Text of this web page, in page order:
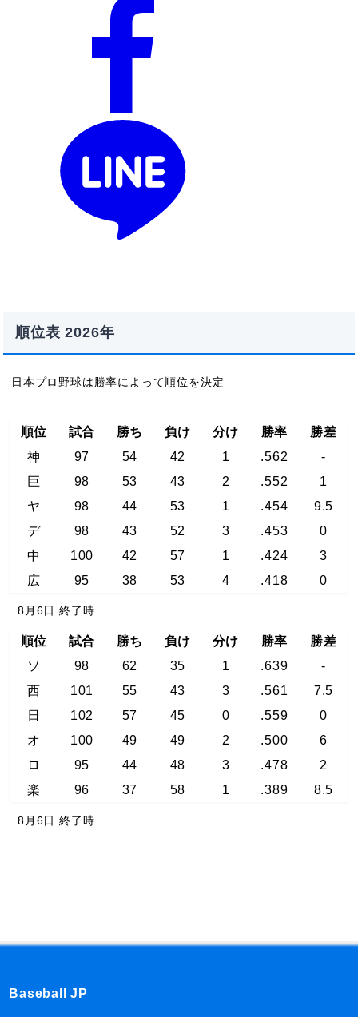
順位表 2026年
日本プロ野球は勝率によって順位を決定
順位 試合 勝ち 負け 分け 勝率
勝差
神
97 54 42 1 .562
-
巨
98 53 43 2 .552
1
ヤ
98 44 53 1 .454
9.5
デ
98 43 52 3 .453
0
中
100 42 57 1 .424
3
広
95 38 53 4 .418 0
8月6日 終了時
順位 試合 勝ち 負け 分け 勝率
勝差
ソ
98 62 35 1 .639
-
西
101 55 43 3 .561
7.5
日
102 57 45 0 .559
0
オ
100 49 49 2 .500
6
ロ
95 44 48 3 .478
2
楽
96 37 58 1 .389 8.5
8月6日 終了時
Baseball JP